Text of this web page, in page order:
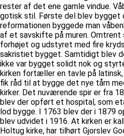
rester af det ene gamle vindue.
gotisk stil. Første del blev bygget
reformationen byggede man
af et savskifte på muren.
forhøjet og udstyret med fire
sakristiet bygget. Samtidigt blev
ikke var bygget solidt nok og
kirken fortæller en tavle på latinsk,
fik råd til at bygge det nye tårn
kirker. Det nuværende spir er fra
blev der opført et hospital, som
lod bygge. I 1763 blev der i 1879
blev udvidet i 1916. At kirken er
Holtug kirke, har tilhørt Gjorslev